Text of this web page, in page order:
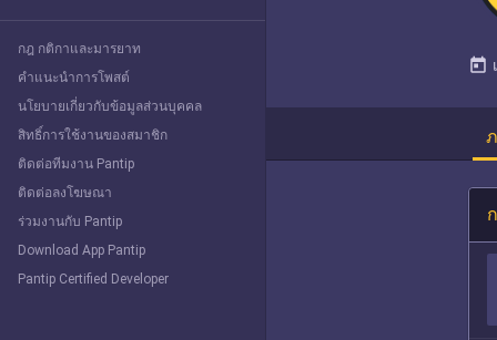
today
Explore
กฎ กติกาและมารยาท
คำแนะนำการโพสต์
นโยบายเกี่ยวกับข้อมูลส่วนบุคคล
สิทธิ์การใช้งานของสมาชิก
ติดต่อทีมงาน Pantip
ติดต่อลงโฆษณา
ร่วมงานกับ Pantip
Download App Pantip
Pantip Certified Developer